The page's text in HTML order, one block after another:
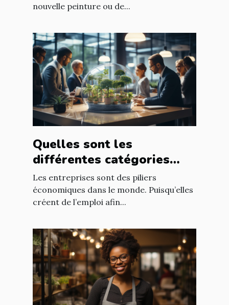
nouvelle peinture ou de...
Quelles sont les
différentes catégories
d’entreprise ?
Les entreprises sont des piliers
économiques dans le monde. Puisqu’elles
créent de l’emploi afin...